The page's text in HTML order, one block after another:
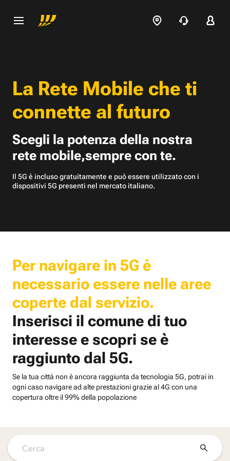
La Rete Mobile che ti
connette al futuro
Scegli la potenza della nostra
rete mobile,sempre con te.
Il 5G è incluso gratuitamente e può essere utilizzato con i
dispositivi 5G presenti nel mercato italiano.
Per navigare in 5G è
necessario essere nelle aree
coperte dal servizio.
Inserisci il comune di tuo
interesse e scopri se è
raggiunto dal 5G.
Se la tua città non è ancora raggiunta da tecnologia 5G, potrai in
ogni caso navigare ad alte prestazioni grazie al 4G con una
copertura oltre il 99% della popolazione